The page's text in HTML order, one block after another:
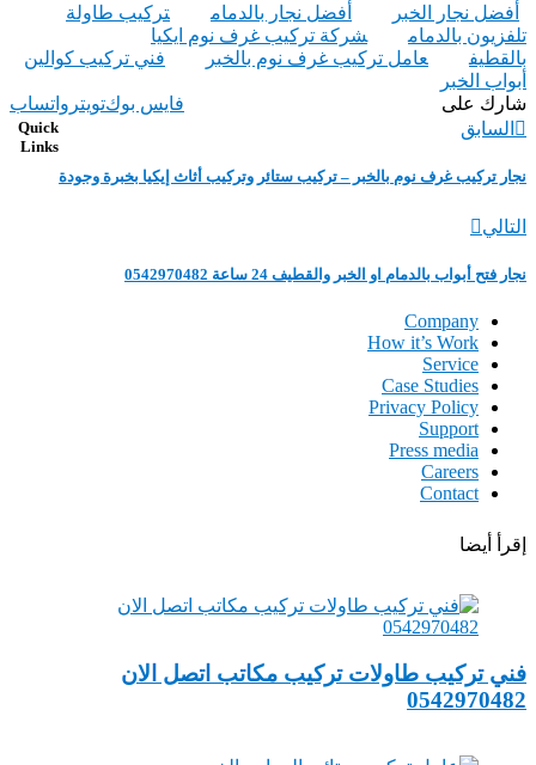
أفضل نجار الخبر أفضل نجار بالدمام
تركيب طاولة
تلفزيون بالدمام
شركة تركيب غرف نوم ايكيا
بالقطيف
عامل تركيب غرف نوم بالخبر
‏فني تركيب كوالين
أبواب الخبر
شارك على
فايس بوكتويتر واتساب
السابق
نجار تركيب غرف نوم بالخبر – تركيب ستائر وتركيب أثاث إيكيا بخبرة وجودة
التالي
‏نجار فتح أبواب ‏بالدمام او الخبر والقطيف 24 ساعة 0542970482
Quick
Links
Company
How it’s Work
Service
Case Studies
Privacy Policy
Support
Press media
Careers
Contact
إقرأ أيضا
‏فني تركيب طاولات تركيب مكاتب اتصل الان
0542970482